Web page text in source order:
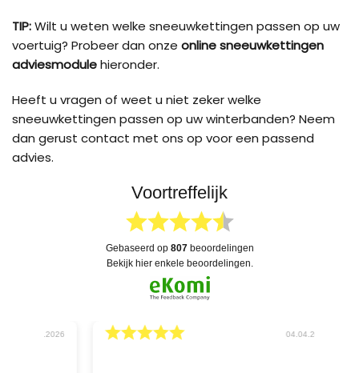
TIP:Wilt u weten welke sneeuwkettingen passen op uw
voertuig? Probeer dan onze online sneeuwkettingen
adviesmodulehieronder.
Heeft u vragen of weet u niet zeker welke
sneeuwkettingen passen op uw winterbanden? Neem
dan gerust contact met ons op voor een passend
advies.
Voortreffelijk
gebaseerd op 807beoordelingen
bekijk hier enkele beoordelingen.